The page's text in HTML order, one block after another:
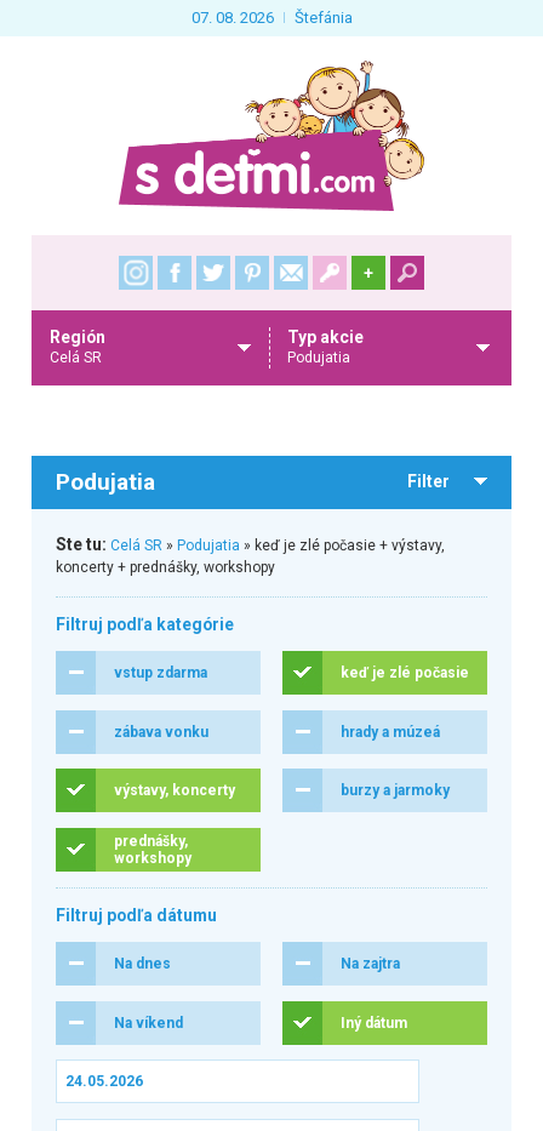
07. 08. 2026 Štefánia
+
Región
Celá SR
Typ akcie
Podujatia
Podujatia Filter
Ste tu: Celá SR» Podujatia » keď je zlé počasie + výstavy,
koncerty + prednášky, workshopy
Filtruj podľa kategórie
vstup zdarma keď je zlé počasie
zábava vonku hrady a múzeá
výstavy, koncerty burzy a jarmoky
prednášky,
workshopy
Filtruj podľa dátumu
Na dnes Na zajtra
Na víkend Iný dátum